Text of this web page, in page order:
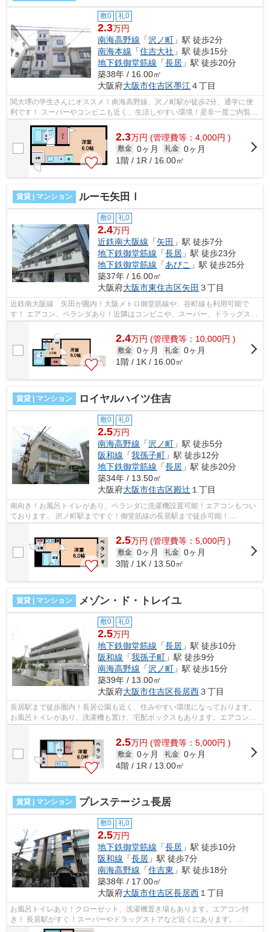
敷0 礼0
2.3万円
南海高野線 「沢ノ町 」駅 徒歩2分
南海本線 「住吉大社 」駅 徒歩15分
地下鉄御堂筋線 「長居 」駅 徒歩20分
築38年 / 16.00㎡
大阪府大阪市住吉区墨江 ４丁目
関大堺の学生さんにオススメ！南海高野線、沢ノ町駅が徒歩2分、通学に便
利です！ スーパーやコンビニも近く、生活しやすい環境！是非一度ご内覧に
2.3万円 (管理費等：4,000円 )
敷金 0ヶ月 礼金 0ヶ月
1階 / 1R / 16.00㎡
賃貸 | マンション ルーモ矢田Ⅰ
敷0 礼0
2.4万円
近鉄南大阪線 「矢田 」駅 徒歩7分
地下鉄御堂筋線 「長居 」駅 徒歩23分
地下鉄御堂筋線 「あびこ 」駅 徒歩25分
築37年 / 16.00㎡
大阪府大阪市東住吉区矢田 ３丁目
近鉄南大阪線 矢田が圏内！大阪メトロ御堂筋線や、谷町線も利用可能で
す！ エアコン、ベランダあり！近隣はコンビニや、スーパー、ドラッグスト
2.4万円 (管理費等：10,000円 )
敷金 0ヶ月 礼金 0ヶ月
1階 / 1K / 16.00㎡
賃貸 | マンション ロイヤルハイツ住吉
敷0 礼0
2.5万円
南海高野線 「沢ノ町 」駅 徒歩5分
阪和線 「我孫子町 」駅 徒歩12分
地下鉄御堂筋線 「長居 」駅 徒歩20分
築34年 / 13.50㎡
大阪府大阪市住吉区殿辻 １丁目
南向き！お風呂トイレがあり、ベランダに洗濯機設置可能！エアコンもつい
ております。 沢ノ町駅まですぐ！御堂筋線の長居駅まで徒歩可能！
■□■□■□■□■□■□■□■□■□■□■□■□■□■□■□■□■□■□■□■...
2.5万円 (管理費等：5,000円 )
敷金 0ヶ月 礼金 0ヶ月
3階 / 1K / 13.50㎡
賃貸 | マンション メゾン・ド・トレイユ
敷0 礼0
2.5万円
地下鉄御堂筋線 「長居 」駅 徒歩10分
阪和線 「我孫子町 」駅 徒歩9分
南海高野線 「沢ノ町 」駅 徒歩15分
築39年 / 13.00㎡
大阪府大阪市住吉区長居西３丁目
長居駅まで徒歩圏内！長居公園も近く、住みやすい環境になっております。
お風呂トイレがあり、洗濯機も置け、宅配ボックスもあります。エアコン付
2.5万円 (管理費等：5,000円 )
敷金 0ヶ月 礼金 0ヶ月
4階 / 1R / 13.00㎡
賃貸 | マンション プレステージュ長居
敷0 礼0
2.5万円
地下鉄御堂筋線 「長居 」駅 徒歩10分
阪和線 「長居 」駅 徒歩7分
南海高野線 「住吉東 」駅 徒歩18分
築38年 / 17.00㎡
大阪府大阪市住吉区長居西１丁目
お風呂トイレあり！クローゼット、洗濯機置き場もあります。エアコン付
き！ 長居駅がすぐ！スーパーやドラッグストアなど近くにあります。
■□■□■□■□■□■□■□■□■□■□■□■□■□■□■□■□■□■□■□■...